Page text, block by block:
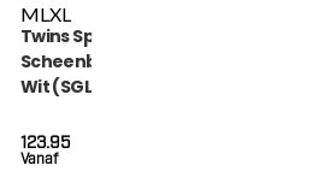
MLXL
Twins Special
Scheenbeschermers
Wit (SGL 7 WHITE)
Vanaf
123.95